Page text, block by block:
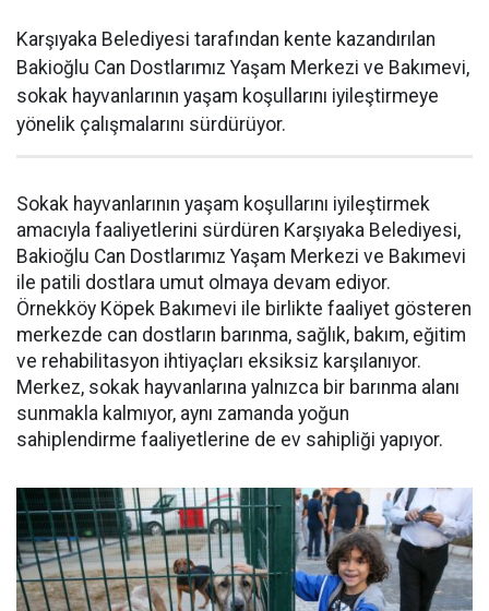
Karşıyaka Belediyesi tarafından kente kazandırılan
Bakioğlu Can Dostlarımız Yaşam Merkezi ve Bakımevi,
sokak hayvanlarının yaşam koşullarını iyileştirmeye
yönelik çalışmalarını sürdürüyor.
Sokak hayvanlarının yaşam koşullarını iyileştirmek
amacıyla faaliyetlerini sürdüren Karşıyaka Belediyesi,
Bakioğlu Can Dostlarımız Yaşam Merkezi ve Bakımevi
ile patili dostlara umut olmaya devam ediyor.
Örnekköy Köpek Bakımevi ile birlikte faaliyet gösteren
merkezde can dostların barınma, sağlık, bakım, eğitim
ve rehabilitasyon ihtiyaçları eksiksiz karşılanıyor.
Merkez, sokak hayvanlarına yalnızca bir barınma alanı
sunmakla kalmıyor, aynı zamanda yoğun
sahiplendirme faaliyetlerine de ev sahipliği yapıyor.